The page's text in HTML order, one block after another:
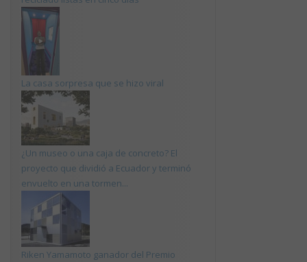
La casa sorpresa que se hizo viral
¿Un museo o una caja de concreto? El
proyecto que dividió a Ecuador y terminó
envuelto en una tormen...
Riken Yamamoto ganador del Premio